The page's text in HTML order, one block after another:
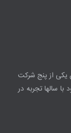
یکی از پنج شرکت
سالها تجربه در